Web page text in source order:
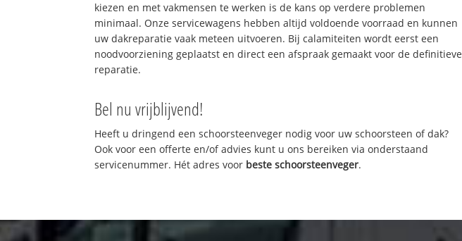
kiezen en met vakmensen te werken is de kans op verdere problemen
minimaal. Onze servicewagens hebben altijd voldoende voorraad en kunnen
uw dakreparatie vaak meteen uitvoeren. Bij calamiteiten wordt eerst een
noodvoorziening geplaatst en direct een afspraak gemaakt voor de definitieve
reparatie.
Bel nu vrijblijvend!
Heeft u dringend een schoorsteenveger nodig voor uw schoorsteen of dak?
Ook voor een offerte en/of advies kunt u ons bereiken via onderstaand
servicenummer. Hét adres voor beste schoorsteenveger.